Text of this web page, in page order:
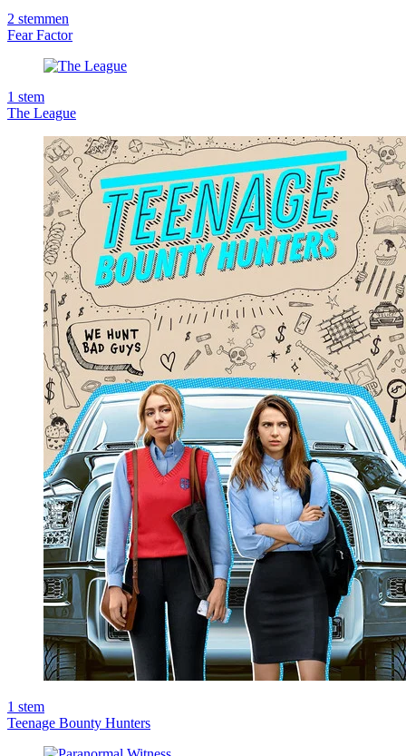
2 stemmen
Fear Factor
1 stem
The League
1 stem
Teenage Bounty Hunters